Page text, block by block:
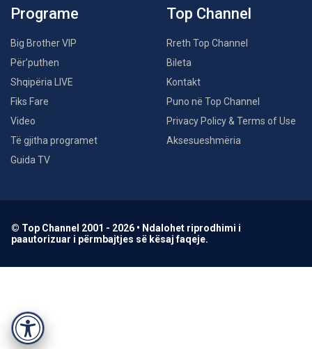
Programe
Big Brother VIP
Për’puthen
Shqipëria LIVE
Fiks Fare
Video
Të gjitha programet
Guida TV
Top Channel
Rreth Top Channel
Bileta
Kontakt
Puno në Top Channel
Privacy Policy & Terms of Use
Aksesueshmëria
© Top Channel 2001 - 2026 • Ndalohet riprodhimi i
paautorizuar i përmbajtjes së kësaj faqeje.